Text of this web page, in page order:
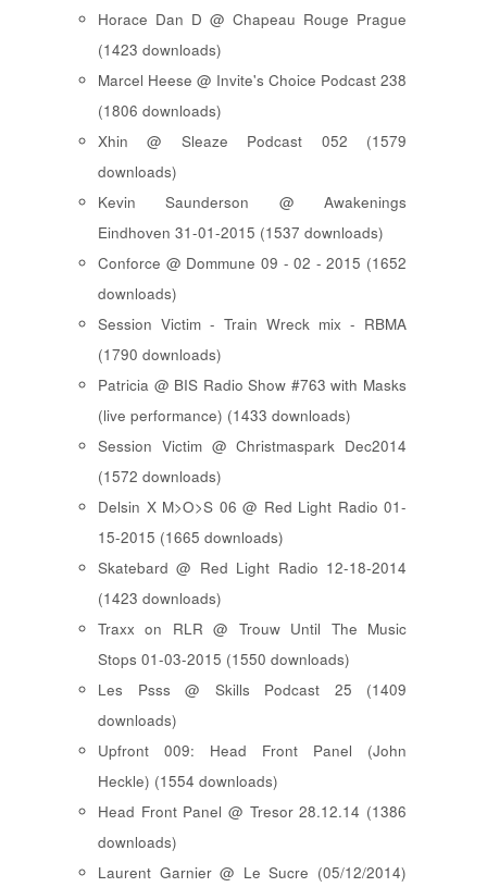
Horace Dan D @ Chapeau Rouge Prague
(1423 downloads)
Marcel Heese @ Invite's Choice Podcast 238
(1806 downloads)
Xhin @ Sleaze Podcast 052 (1579
downloads)
Kevin Saunderson @ Awakenings
Eindhoven 31-01-2015 (1537 downloads)
Conforce @ Dommune 09 - 02 - 2015 (1652
downloads)
Session Victim - Train Wreck mix - RBMA
(1790 downloads)
Patricia @ BIS Radio Show #763 with Masks
(live performance) (1433 downloads)
Session Victim @ Christmaspark Dec2014
(1572 downloads)
Delsin X M>O>S 06 @ Red Light Radio 01-
15-2015 (1665 downloads)
Skatebard @ Red Light Radio 12-18-2014
(1423 downloads)
Traxx on RLR @ Trouw Until The Music
Stops 01-03-2015 (1550 downloads)
Les Psss @ Skills Podcast 25 (1409
downloads)
Upfront 009: Head Front Panel (John
Heckle) (1554 downloads)
Head Front Panel @ Tresor 28.12.14 (1386
downloads)
Laurent Garnier @ Le Sucre (05/12/2014)